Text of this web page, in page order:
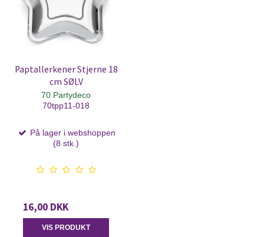
Paptallerkener Stjerne 18
cm SØLV
70 Partydeco
70tpp11-018
På lager i webshoppen
(8 stk.)
16,00 DKK
VIS PRODUKT